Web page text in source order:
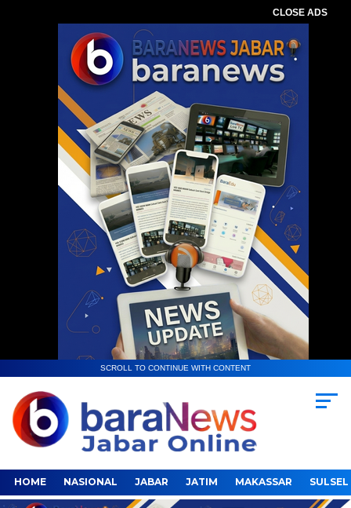
CLOSE ADS
SCROLL TO CONTINUE WITH CONTENT
HOME NASIONAL JABAR JATIM MAKASSAR SULSEL